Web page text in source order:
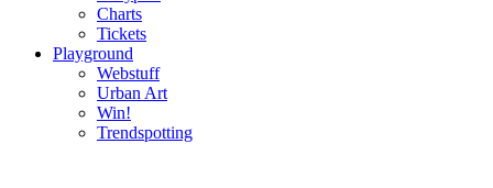
Charts
Tickets
Playground
Webstuff
Urban Art
Win!
Trendspotting